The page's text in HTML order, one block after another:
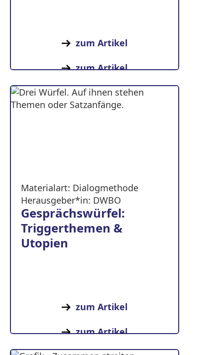
zum Artikel
zum Artikel
Materialart: Dialogmethode
Herausgeber*in: DWBO
Gesprächswürfel:
Triggerthemen &
Utopien
zum Artikel
zum Artikel